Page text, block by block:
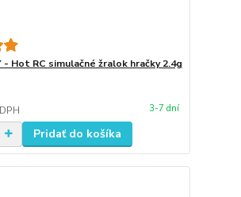
- Hot RC simulačné žralok hračky 2.4g
3-7 dní
Pridať do košíka